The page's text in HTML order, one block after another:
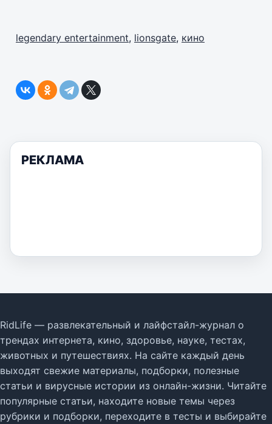
legendary entertainment, lionsgate, кино
РЕКЛАМА
RidLife — развлекательный и лайфстайл-журнал о
трендах интернета, кино, здоровье, науке, тестах,
животных и путешествиях. На сайте каждый день
выходят свежие материалы, подборки, полезные
статьи и вирусные истории из онлайн-жизни. Читайте
популярные статьи, находите новые темы через
рубрики и подборки, переходите в тесты и выбирайте